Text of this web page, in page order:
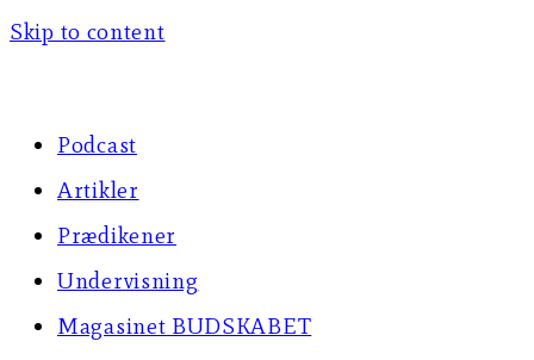
Skip to content
Podcast
Artikler
Prædikener
Undervisning
Magasinet BUDSKABET